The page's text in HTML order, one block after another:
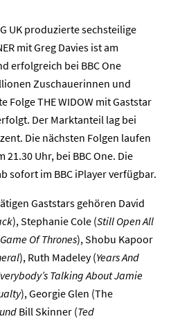
UK produzierte sechsteilige
mit Greg Davies ist am
erfolgreich bei BBC One
Zuschauerinnen und
Folge THE WIDOW mit Gaststar
Der Marktanteil lag bei
Die nächsten Folgen laufen
Uhr, bei BBC One. Die
sofort im BBC iPlayer verfügbar.
Gaststars gehören David
), Stephanie Cole (Still Open All
Game Of Thrones), Shobu Kapoor
), Ruth Madeley (Years And
Talking About Jamie
), Georgie Glen (The
Bill Skinner (Ted